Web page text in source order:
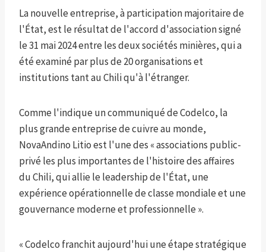
La nouvelle entreprise, à participation majoritaire de
l'État, est le résultat de l'accord d'association signé
le 31 mai 2024 entre les deux sociétés minières, qui a
été examiné par plus de 20 organisations et
institutions tant au Chili qu'à l'étranger.
Comme l'indique un communiqué de Codelco, la
plus grande entreprise de cuivre au monde,
NovaAndino Litio est l'une des « associations public-
privé les plus importantes de l'histoire des affaires
du Chili, qui allie le leadership de l'État, une
expérience opérationnelle de classe mondiale et une
gouvernance moderne et professionnelle ».
« Codelco franchit aujourd'hui une étape stratégique